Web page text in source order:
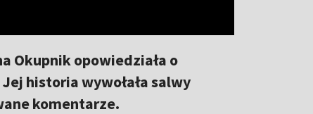
Okupnik opowiedziała o
historia wywołała salwy
komentarze.